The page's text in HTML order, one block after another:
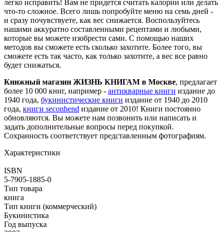
легко исправить! Вам не придется считать калории или делать
что-то сложное. Всего лишь попробуйте меню на семь дней -
и сразу почувствуете, как вес снижается. Воспользуйтесь
нашими аккуратно составленными рецептами и любыми,
которые вы можете изобрести сами. С помощью наших
методов вы сможете есть сколько захотите. Более того, вы
сможете есть так часто, как только захотите, а вес все равно
будет снижаться.
Книжный магазин ЖИЗНЬ КНИГАМ в Москве, предлагает
более 10 000 книг, например - антикварные книги издание до
1940 года, букинистические книги издание от 1940 до 2010
года, книги seconhend издание от 2010! Книги постоянно
обновляются. Вы можете нам позвонить или написать и
задать дополнительные вопросы перед покупкой.
Сохранность соответствует представленным фотографиям.
Характеристики
ISBN
5-7905-1885-0
Тип товара
книга
Тип книги (коммерческий)
Букинистика
Год выпуска